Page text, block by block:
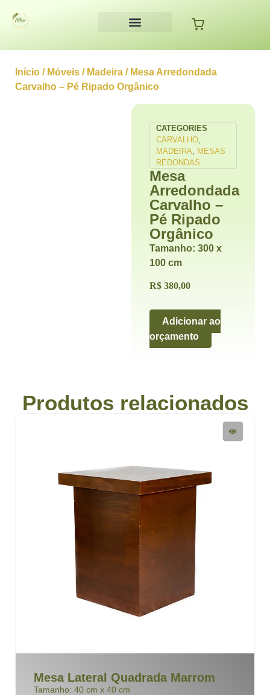
Início / Móveis / Madeira / Mesa Arredondada
Carvalho – Pé Ripado Orgânico
CATEGORIES
CARVALHO,
MADEIRA, MESAS
REDONDAS
Mesa
Arredondada
Carvalho –
Pé Ripado
Orgânico
Tamanho: 300 x
100 cm
R$380,00
Adicionar ao
orçamento
Produtos relacionados
Mesa Lateral Quadrada Marrom
Tamanho: 40 cm x 40 cm